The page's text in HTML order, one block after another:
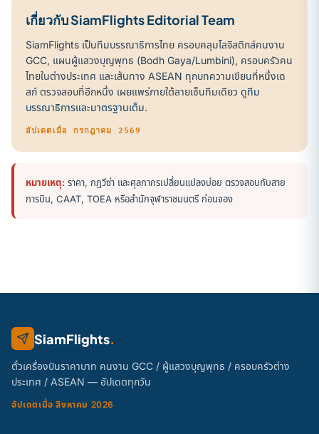
เกี่ยวกับ SiamFlights Editorial Team
SiamFlights เป็นทีมบรรณาธิการไทย ครอบคลุมโลจิสติกส์คนงาน
GCC, แผนผู้แสวงบุญพุทธ (Bodh Gaya/Lumbini), ครอบครัวคน
ไทยในต่างประเทศ และเส้นทาง ASEAN ทุกบทความเขียนที่หนึ่งเด
สก์ ตรวจสอบที่อีกหนึ่ง เผยแพร่ภายใต้ลายเซ็นทีมเดียว ดูทีม
บรรณาธิการและมาตรฐานเต็ม.
อัปเดตเมื่อ กรกฎาคม 2569
หมายเหตุ: ราคา, กฎวีซ่า และศุลกากรเปลี่ยนแปลงบ่อย ตรวจสอบกับสาย
การบิน, CAAT, TOEA หรือสำนักจุฬาราชมนตรี ก่อนจอง
SiamFlights.
ตั๋วเครื่องบินราคาบาท คนงาน GCC / ผู้แสวงบุญพุทธ / ครอบครัวต่าง
ประเทศ / ASEAN — อัปเดตทุกวัน
อัปเดตเมื่อ สิงหาคม 2026